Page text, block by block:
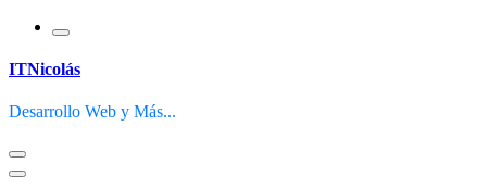
ITNicolás
Desarrollo Web y Más...